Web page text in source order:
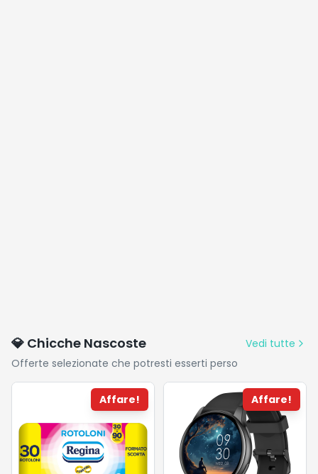
💎 Chicche Nascoste
Vedi tutte
Offerte selezionate che potresti esserti perso
Affare! Affare!